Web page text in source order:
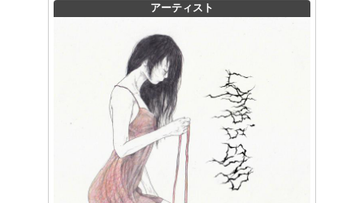
アーティスト